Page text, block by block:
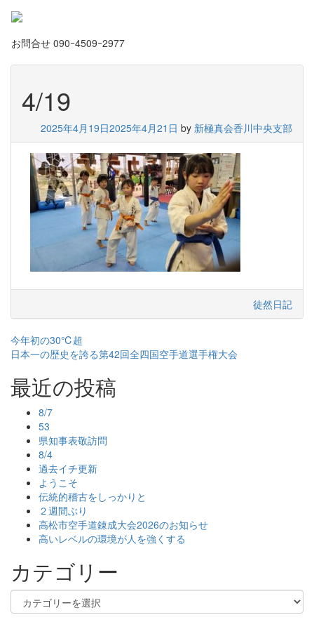
お問合せ 090ｰ4509ｰ2977
4/19
2025年4月19日2025年4月21日 by 新極真会香川中央支部
徒然日記
投
稿
ナ
ビ
ゲ
ー
シ
ョ
ン
今年初の30℃超
日本一の歴史を誇る第42回全四国空手道選手権大会
最近の投稿
8/7
53
県知事表敬訪問
8/4
過去イチ更新
ようこそ
伝統的稽古をしっかりと
２週間ぶり
高松市空手道錬成大会2026のお知らせ
高いレベルの環境が人を強くする
カテゴリー
カ
テ